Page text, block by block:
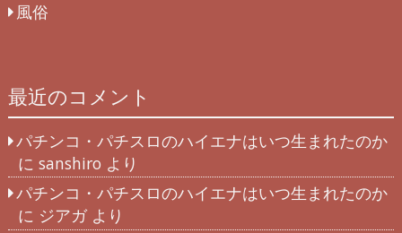
風俗
最近のコメント
パチンコ・パチスロのハイエナはいつ生まれたのか
に sanshiro より
パチンコ・パチスロのハイエナはいつ生まれたのか
に ジアガより